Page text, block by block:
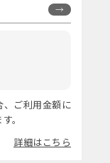
ご利用金額に
。
詳細はこちら